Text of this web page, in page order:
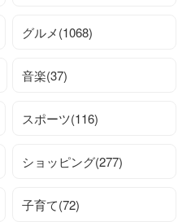
グルメ(1068)
音楽(37)
スポーツ(116)
ショッピング(277)
子育て(72)